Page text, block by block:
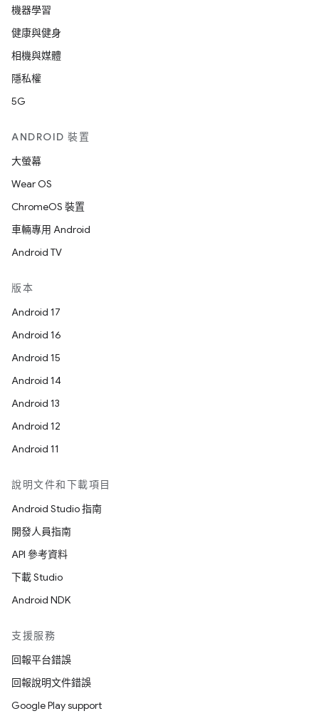
機器學習
健康與健身
相機與媒體
隱私權
5G
ANDROID 裝置
大螢幕
Wear OS
ChromeOS 裝置
車輛專用 Android
Android TV
版本
Android 17
Android 16
Android 15
Android 14
Android 13
Android 12
Android 11
說明文件和下載項目
Android Studio 指南
開發人員指南
API 參考資料
下載 Studio
Android NDK
支援服務
回報平台錯誤
回報說明文件錯誤
Google Play support